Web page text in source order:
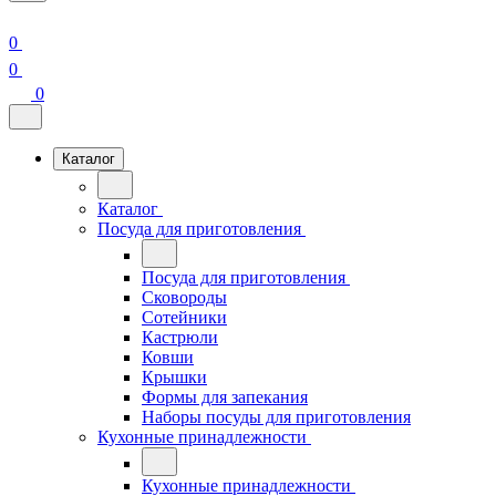
0
0
0
Каталог
Каталог
Посуда для приготовления
Посуда для приготовления
Сковороды
Сотейники
Кастрюли
Ковши
Крышки
Формы для запекания
Наборы посуды для приготовления
Кухонные принадлежности
Кухонные принадлежности